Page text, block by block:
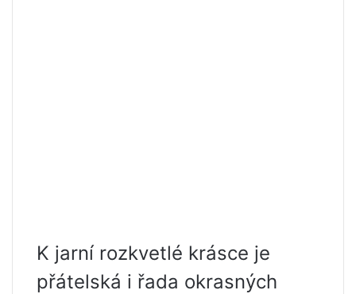
K jarní rozkvetlé krásce je
přátelská i řada okrasných